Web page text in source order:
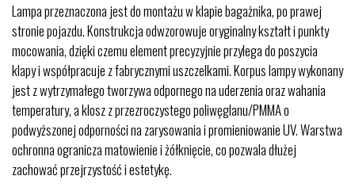
Lampa przeznaczona jest do montażu w klapie bagażnika, po prawej
stronie pojazdu. Konstrukcja odwzorowuje oryginalny kształt i punkty
mocowania, dzięki czemu element precyzyjnie przylega do poszycia
klapy i współpracuje z fabrycznymi uszczelkami. Korpus lampy wykonany
jest z wytrzymałego tworzywa odpornego na uderzenia oraz wahania
temperatury, a klosz z przezroczystego poliwęglanu/PMMA o
podwyższonej odporności na zarysowania i promieniowanie UV. Warstwa
ochronna ogranicza matowienie i żółknięcie, co pozwala dłużej
zachować przejrzystość i estetykę.